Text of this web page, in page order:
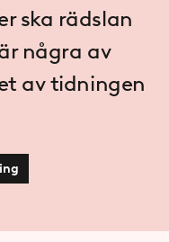
ska rädslan
några av
av tidningen